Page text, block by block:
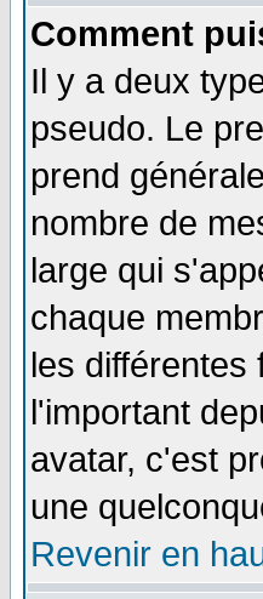
Comment
Il y a deux
pseudo. Le
prend
nombre de
large qui
chaque
les différentes
l'important
avatar, c'est
une
Revenir en